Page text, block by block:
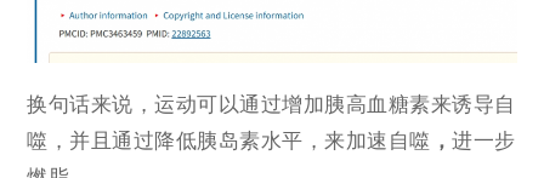
换句话来说，运动可以通过增加胰高血糖素来诱导自
噬 ，并且通过降低胰岛素水平，来加速自噬 ，进一步